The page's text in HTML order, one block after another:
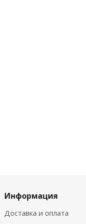
Информация
Доставка и оплата